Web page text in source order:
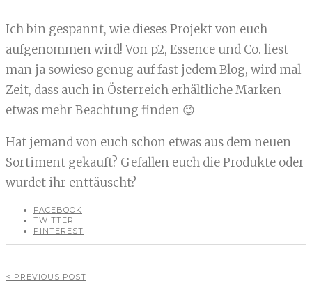
Ich bin gespannt, wie dieses Projekt von euch
aufgenommen wird! Von p2, Essence und Co. liest
man ja sowieso genug auf fast jedem Blog, wird mal
Zeit, dass auch in Österreich erhältliche Marken
etwas mehr Beachtung finden 😉
Hat jemand von euch schon etwas aus dem neuen
Sortiment gekauft? Gefallen euch die Produkte oder
wurdet ihr enttäuscht?
FACEBOOK
TWITTER
PINTEREST
< PREVIOUS POST